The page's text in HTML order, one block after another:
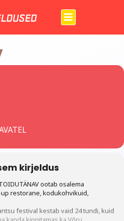
kirjeldus
ootab osalema
restorane, kodukohvikuid,
festival kestab vaid 24 tundi, kuid